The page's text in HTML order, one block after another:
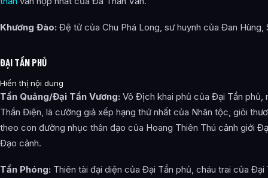
Khương Đào: Đệ tử của Chu Phá Long, sư huynh của Đan Hùng,
ĐẠI TẦN PHỦ
Hiển thị nội dung
Tần Quảng/Đại Tần Vương: Vô Địch khai phủ của Đại Tần phủ,
Thần Điện, là cường giả xếp hạng thứ nhất của Nhân tộc, giỏi
theo con đường nhục thân đạo của Hoang Thiên Thú cảnh giới
Đạo cảnh.
Tần Phóng: Thiên tài đại diện của Đại Tần phủ, cháu trai của Đại